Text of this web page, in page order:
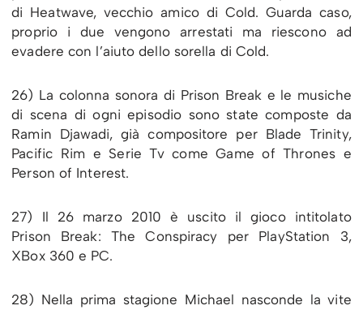
di Heatwave, vecchio amico di Cold. Guarda caso,
proprio i due vengono arrestati ma riescono ad
evadere con l’aiuto dello sorella di Cold.
26) La colonna sonora di Prison Break e le musiche
di scena di ogni episodio sono state composte da
Ramin Djawadi, già compositore per Blade Trinity,
Pacific Rim e Serie Tv come Game of Thrones e
Person of Interest.
27) Il 26 marzo 2010 è uscito il gioco intitolato
Prison Break: The Conspiracy per PlayStation 3,
XBox 360 e PC.
28) Nella prima stagione Michael nasconde la vite